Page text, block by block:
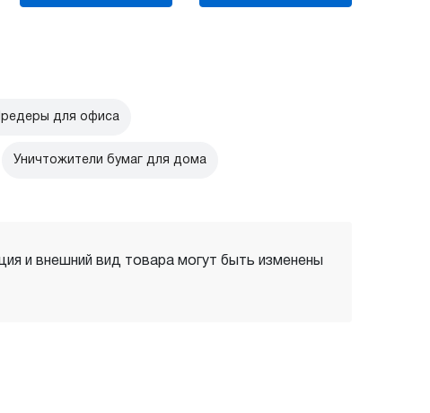
для офиса
Уничтожители бумаг для дома
и внешний вид товара могут быть изменены